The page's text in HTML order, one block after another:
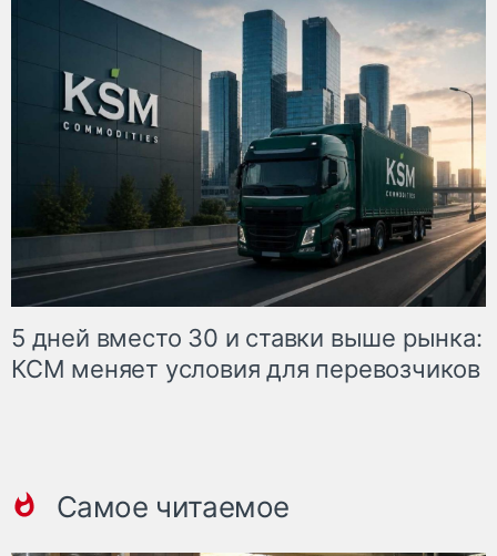
5 дней вместо 30 и ставки выше рынка:
КСМ меняет условия для перевозчиков
Самое читаемое